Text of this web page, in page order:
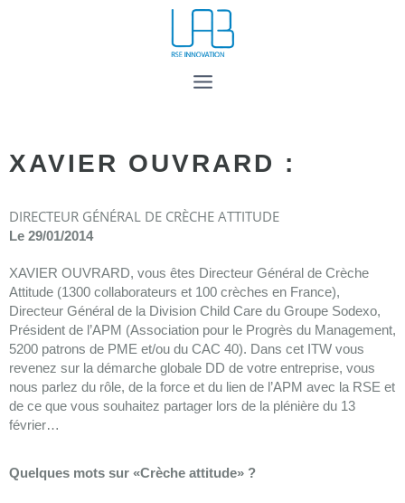
XAVIER OUVRARD :
DIRECTEUR GÉNÉRAL DE CRÈCHE ATTITUDE
Le 29/01/2014
XAVIER OUVRARD, vous êtes Directeur Général de Crèche
Attitude (1300 collaborateurs et 100 crèches en France),
Directeur Général de la Division Child Care du Groupe Sodexo,
Président de l’APM (Association pour le Progrès du Management,
5200 patrons de PME et/ou du CAC 40). Dans cet ITW vous
revenez sur la démarche globale DD de votre entreprise, vous
nous parlez du rôle, de la force et du lien de l’APM avec la RSE et
de ce que vous souhaitez partager lors de la plénière du 13
février…
Quelques mots sur «Crèche attitude» ?